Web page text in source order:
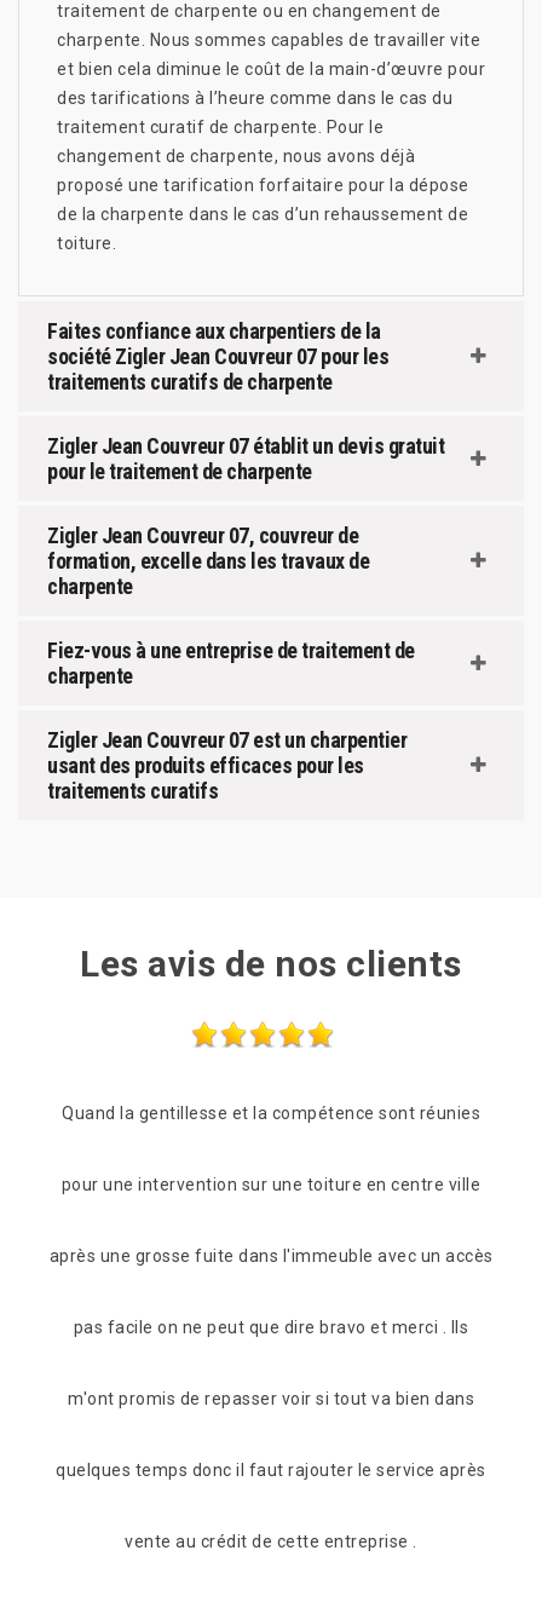
traitement de charpente ou en changement de
charpente. Nous sommes capables de travailler vite
et bien cela diminue le coût de la main-d’œuvre pour
des tarifications à l’heure comme dans le cas du
traitement curatif de charpente. Pour le
changement de charpente, nous avons déjà
proposé une tarification forfaitaire pour la dépose
de la charpente dans le cas d’un rehaussement de
toiture.
Faites confiance aux charpentiers de la
société Zigler Jean Couvreur 07 pour les
traitements curatifs de charpente
Zigler Jean Couvreur 07 établit un devis gratuit
pour le traitement de charpente
Zigler Jean Couvreur 07, couvreur de
formation, excelle dans les travaux de
charpente
Fiez-vous à une entreprise de traitement de
charpente
Zigler Jean Couvreur 07 est un charpentier
usant des produits efficaces pour les
traitements curatifs
Les avis de nos clients
Entreprise très sérieuse Très rapide et à l’écoute Très
compétente Je recommande fortement